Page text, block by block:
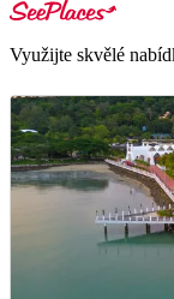
Využijte skvělé